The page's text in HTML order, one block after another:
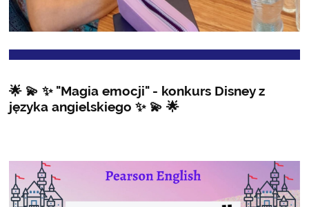
🌟 💫 ✨ "Magia emocji" - konkurs Disney z
języka angielskiego ✨ 💫 🌟